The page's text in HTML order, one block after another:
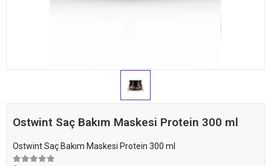
Ostwint Saç Bakım Maskesi Protein 300 ml
Ostwint Saç Bakım Maskesi Protein 300 ml